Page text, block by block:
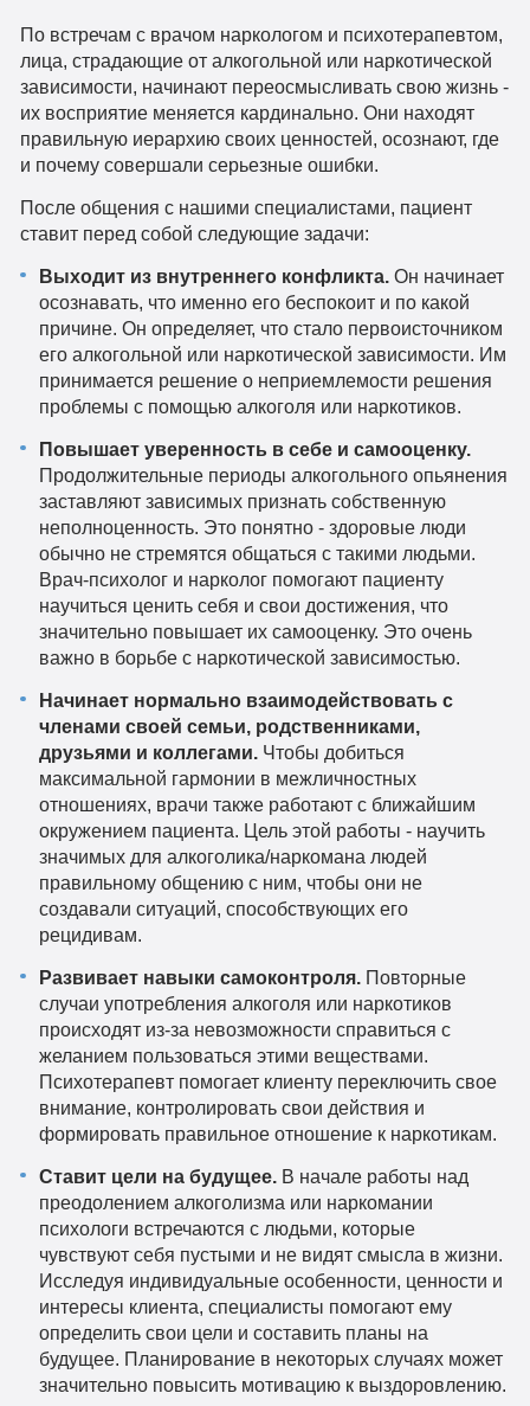
По встречам с врачом наркологом и психотерапевтом,
лица, страдающие от алкогольной или наркотической
зависимости, начинают переосмысливать свою жизнь -
их восприятие меняется кардинально. Они находят
правильную иерархию своих ценностей, осознают, где
и почему совершали серьезные ошибки.
После общения с нашими специалистами, пациент
ставит перед собой следующие задачи:
Выходит из внутреннего конфликта. Он начинает
осознавать, что именно его беспокоит и по какой
причине. Он определяет, что стало первоисточником
его алкогольной или наркотической зависимости. Им
принимается решение о неприемлемости решения
проблемы с помощью алкоголя или наркотиков.
Повышает уверенность в себе и самооценку.
Продолжительные периоды алкогольного опьянения
заставляют зависимых признать собственную
неполноценность. Это понятно - здоровые люди
обычно не стремятся общаться с такими людьми.
Врач-психолог и нарколог помогают пациенту
научиться ценить себя и свои достижения, что
значительно повышает их самооценку. Это очень
важно в борьбе с наркотической зависимостью.
Начинает нормально взаимодействовать с
членами своей семьи, родственниками,
друзьями и коллегами. Чтобы добиться
максимальной гармонии в межличностных
отношениях, врачи также работают с ближайшим
окружением пациента. Цель этой работы - научить
значимых для алкоголика/наркомана людей
правильному общению с ним, чтобы они не
создавали ситуаций, способствующих его
рецидивам.
Развивает навыки самоконтроля. Повторные
случаи употребления алкоголя или наркотиков
происходят из-за невозможности справиться с
желанием пользоваться этими веществами.
Психотерапевт помогает клиенту переключить свое
внимание, контролировать свои действия и
формировать правильное отношение к наркотикам.
Ставит цели на будущее. В начале работы над
преодолением алкоголизма или наркомании
психологи встречаются с людьми, которые
чувствуют себя пустыми и не видят смысла в жизни.
Исследуя индивидуальные особенности, ценности и
интересы клиента, специалисты помогают ему
определить свои цели и составить планы на
будущее. Планирование в некоторых случаях может
значительно повысить мотивацию к выздоровлению.